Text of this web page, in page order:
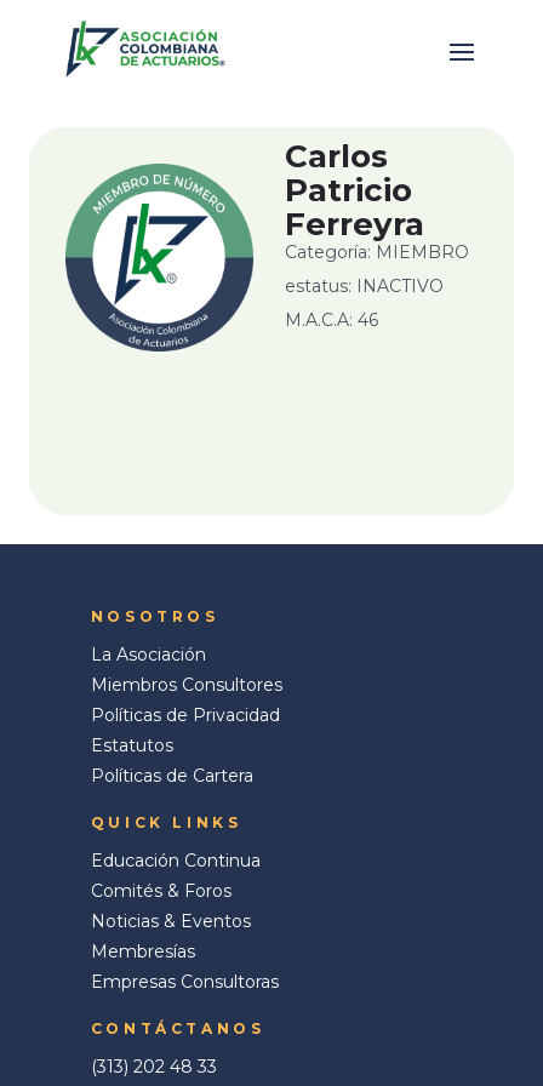
Carlos
Patricio
Ferreyra
Categoría: MIEMBRO
estatus: INACTIVO
M.A.C.A: 46
NOSOTROS
La Asociación
Miembros Consultores
Políticas de Privacidad
Estatutos
Políticas de Cartera
QUICK LINKS
Educación Continua
Comités & Foros
Noticias & Eventos
Membresías
Empresas Consultoras
CONTÁCTANOS
(313) 202 48 33